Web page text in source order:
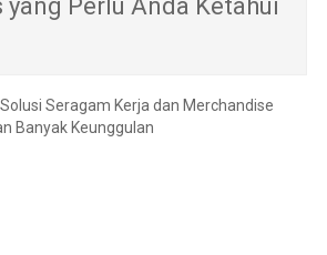
Perlu Anda Ketahui